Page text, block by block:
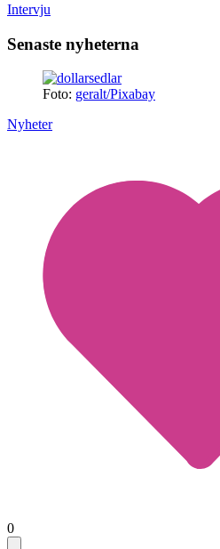
Intervju
Senaste nyheterna
Foto: geralt/Pixabay
Nyheter
0